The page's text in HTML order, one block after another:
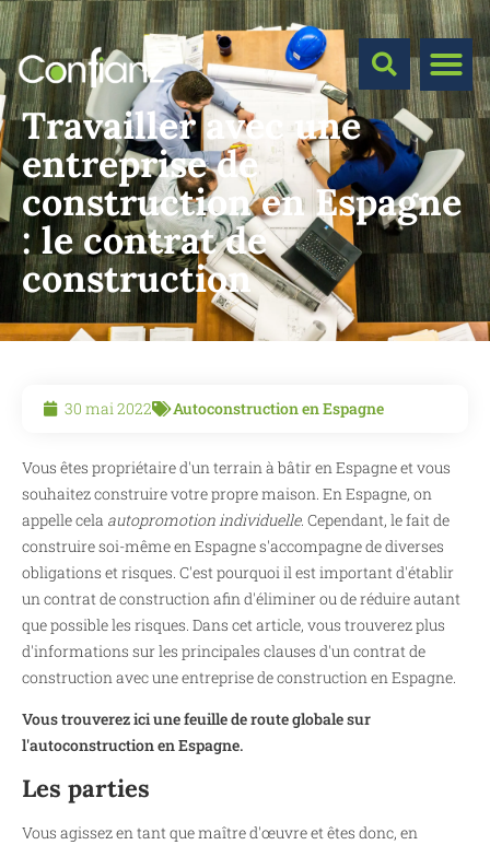
Travailler avec une
entreprise de
construction en Espagne
: le contrat de
construction
30 mai 2022 Autoconstruction en Espagne
Vous êtes propriétaire d'un terrain à bâtir en Espagne et vous
souhaitez construire votre propre maison. En Espagne, on
appelle cela autopromotion individuelle. Cependant, le fait de
construire soi-même en Espagne s'accompagne de diverses
obligations et risques. C'est pourquoi il est important d'établir
un contrat de construction afin d'éliminer ou de réduire autant
que possible les risques. Dans cet article, vous trouverez plus
d'informations sur les principales clauses d'un contrat de
construction avec une entreprise de construction en Espagne.
Vous trouverez ici une feuille de route globale sur
l'autoconstruction en Espagne.
Les parties
Vous agissez en tant que maître d'œuvre et êtes donc, en